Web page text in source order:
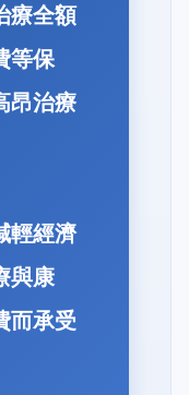
療全額
等保
昂治療
輕經濟
與康
而承受